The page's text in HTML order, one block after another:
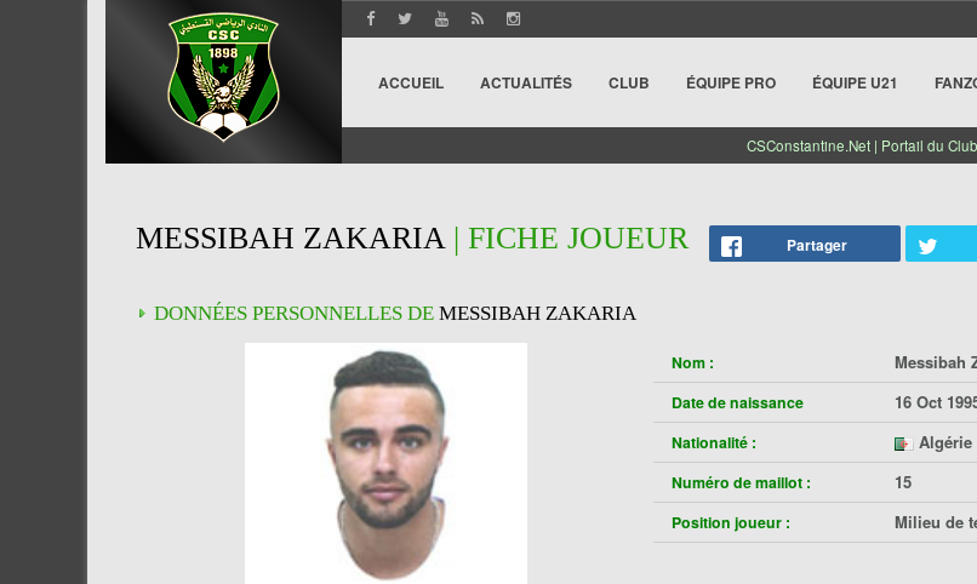
ACCUEIL ACTUALITÉS CLUB ÉQUIPE PRO ÉQUIPE U21
CSConstantine.Net | Portail du
MESSIBAH ZAKARIA| FICHE JOUEUR Partager
DONNÉES PERSONNELLES DE MESSIBAH ZAKARIA
Nom : Messibah
Date de naissance 16 Oct
Nationalité : Algérie
Numéro de maillot : 15
Position joueur : Milieu de